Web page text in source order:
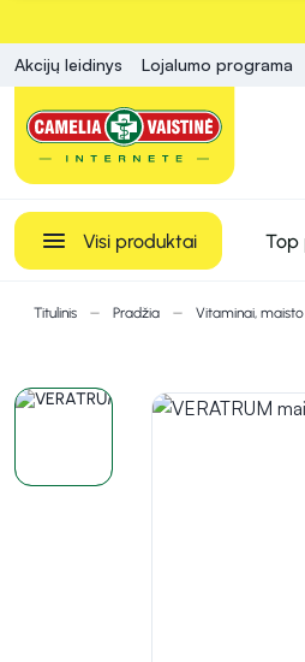
Akcijų leidinys Lojalumo programa
Visi produktai Top
Titulinis Pradžia Vitaminai,